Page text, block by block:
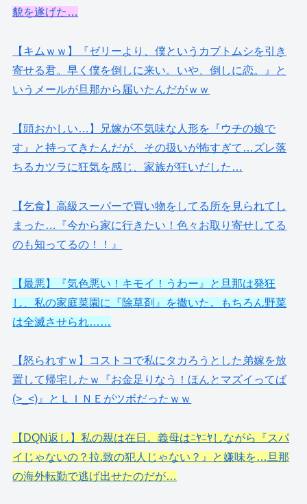
貌を遂げた…
【キムｗｗ】『ゼリーより、僕というカブトムシを引き
寄せる君。早く僕を倒しに来い。いや、倒しに恋。』と
いうメールが旦那から届いたんだがｗｗ
【頭おかしい…】兄嫁が不気味な人形を『ウチの娘で
す』と持ってきたんだが、その扱いが怖すぎて…ズレ落
ちるカツラに狂気を感じ、家族が狂いだした…
【乞食】高級スーパーで買い物をしてる所を見られてし
まった…『今から家に行きたい！色々お取り寄せしてる
のも知ってるの！！』
【最悪】『気色悪い！キモイ！うわー』と旦那は発狂
し、私の家庭菜園に『除草剤』を撒いた。もちろん野菜
は全滅させられ……
【怒られすｗ】コストコで私にタカろうとした弟嫁を放
置して帰宅したｗ『お金足りなう！ほんとマズイってば
(>_<)』とＬＩＮＥがツボだったｗｗ
【DQN返し】私の親は在日。義母はﾆﾔﾆﾔしながら『スパ
イじゃないの？拉.致の犯人じゃない？』と嫌味を…旦那
の海外転勤で逃げ出せたのだが…